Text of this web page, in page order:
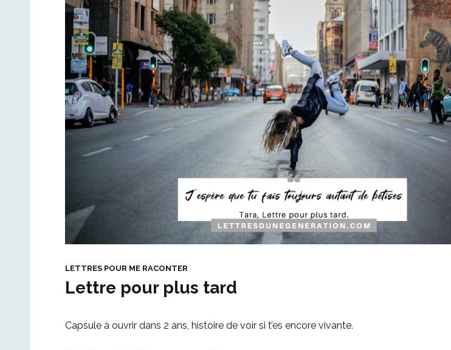
LETTRES POUR ME RACONTER
Lettre pour plus tard
Capsule à ouvrir dans 2 ans, histoire de voir si t’es encore vivante.